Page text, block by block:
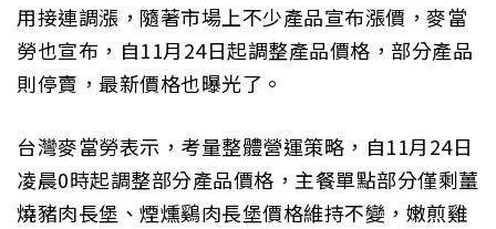
用接連調漲，隨著市場上不少產品宣布漲價，麥當
勞也宣布，自11月24日起調整產品價格，部分產品
則停賣，最新價格也曝光了。
台灣麥當勞表示，考量整體營運策略，自11月24日
凌晨0時起調整部分產品價格，主餐單點部分僅剩薑
燒豬肉長堡、煙燻鷄肉長堡價格維持不變，嫩煎雞